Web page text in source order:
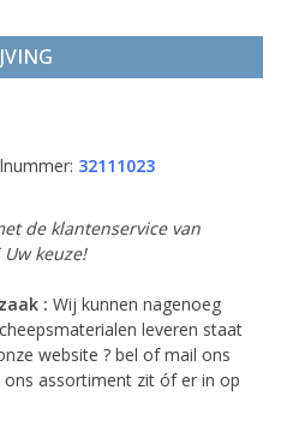
32111023
de klantenservice van
keuze!
: Wij kunnen nagenoeg
leveren staat
website ? bel of mail ons
assortiment zit óf er in op